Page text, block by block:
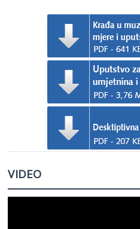
VIDEO